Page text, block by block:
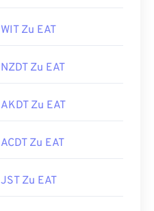
WIT Zu EAT
NZDT Zu EAT
AKDT Zu EAT
ACDT Zu EAT
JST Zu EAT